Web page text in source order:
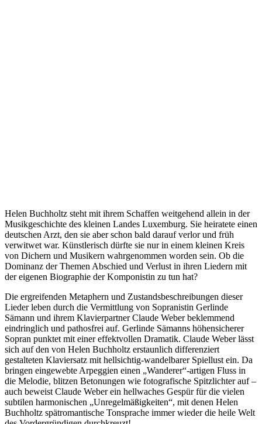
Helen Buchholtz steht mit ihrem Schaffen weitgehend allein in der
Musikgeschichte des kleinen Landes Luxemburg. Sie heiratete einen
deutschen Arzt, den sie aber schon bald darauf verlor und früh
verwitwet war. Künstlerisch dürfte sie nur in einem kleinen Kreis
von Dichern und Musikern wahrgenommen worden sein. Ob die
Dominanz der Themen Abschied und Verlust in ihren Liedern mit
der eigenen Biographie der Komponistin zu tun hat?
Die ergreifenden Metaphern und Zustandsbeschreibungen dieser
Lieder leben durch die Vermittlung von Sopranistin Gerlinde
Sämann und ihrem Klavierpartner Claude Weber beklemmend
eindringlich und pathosfrei auf. Gerlinde Sämanns höhensicherer
Sopran punktet mit einer effektvollen Dramatik. Claude Weber lässt
sich auf den von Helen Buchholtz erstaunlich differenziert
gestalteten Klaviersatz mit hellsichtig-wandelbarer Spiellust ein. Da
bringen eingewebte Arpeggien einen „Wanderer“-artigen Fluss in
die Melodie, blitzen Betonungen wie fotografische Spitzlichter auf –
auch beweist Claude Weber ein hellwaches Gespür für die vielen
subtilen harmonischen „Unregelmäßigkeiten“, mit denen Helen
Buchholtz spätromantische Tonsprache immer wieder die heile Welt